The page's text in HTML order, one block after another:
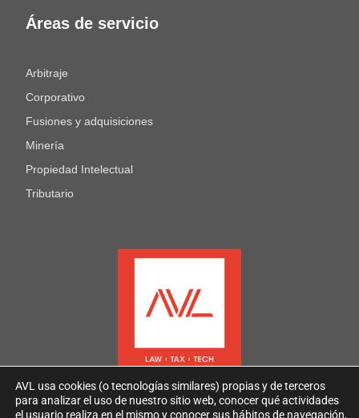
Áreas de servicio
Arbitraje
Corporativo
Fusiones y adquisiciones
Minería
Propiedad Intelectual
Tributario
AVL usa cookies (o tecnologías similares) propias y de terceros
para analizar el uso de nuestro sitio web, conocer qué actividades
el usuario realiza en el mismo y conocer sus hábitos de navegación,